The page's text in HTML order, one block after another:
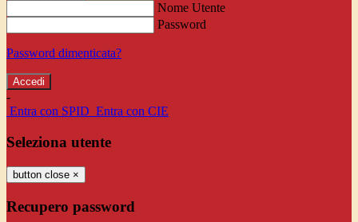
Nome Utente
Password
Password dimenticata?
-
Entra con SPID Entra con CIE
Seleziona utente
button close ×
Recupero password